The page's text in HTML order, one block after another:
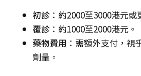
初診 ：約2000至3000港元或
覆診 ：約1000至2000港元。
藥物費用 ：需額外支付，視
劑量。